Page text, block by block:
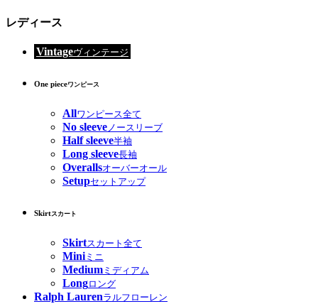
レディース
Vintageヴィンテージ
One pieceワンピース
Allワンピース全て
No sleeveノースリーブ
Half sleeve半袖
Long sleeve長袖
Overallsオーバーオール
Setupセットアップ
Skirtスカート
Skirtスカート全て
Miniミニ
Medium ミディアム
Longロング
Ralph Laurenラルフローレン